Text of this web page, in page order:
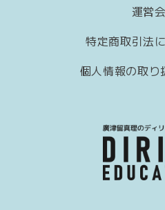
運営
特定商取引法
個人情報の取り